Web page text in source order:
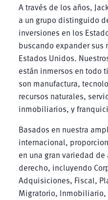
A través de los años,
a un grupo distinguido
inversiones en los
buscando expander sus
Estados Unidos.
están inmersos en todo
son manufactura,
recursos naturales,
inmobiliarios, y
Basados en nuestra
internacional,
en una gran variedad
derecho, incluyendo
Adquisiciones, Fiscal,
Migratorio, Inmobiliario,